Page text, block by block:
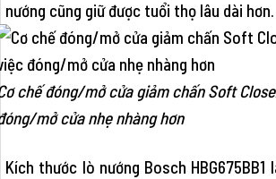
nướng cũng giữ được tuổi thọ lâu dài hơn.
chế đóng/mở cửa giảm chấn Soft
mở cửa nhẹ nhàng hơn
Kích thước lò nướng Bosch HBG675BB1